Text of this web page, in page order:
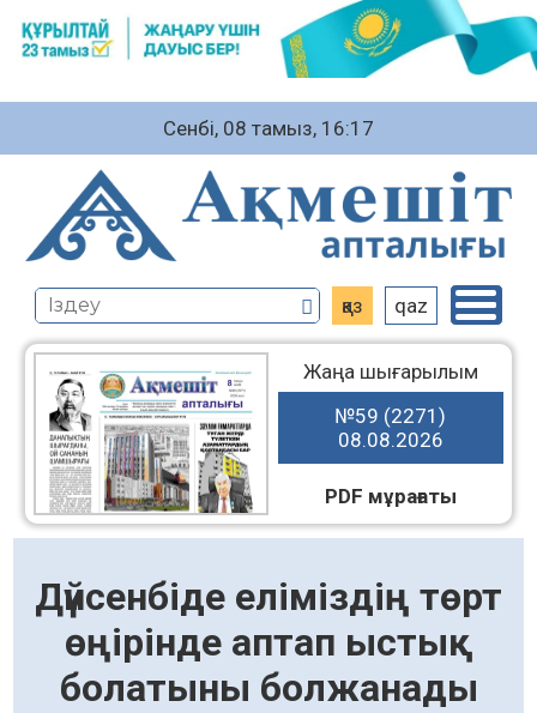
Сенбі, 08 тамыз, 16:17
қаз qaz
Жаңа шығарылым
№59 (2271)
08.08.2026
PDF мұрағаты
Дүйсенбіде еліміздің төрт
өңірінде аптап ыстық
болатыны болжанады